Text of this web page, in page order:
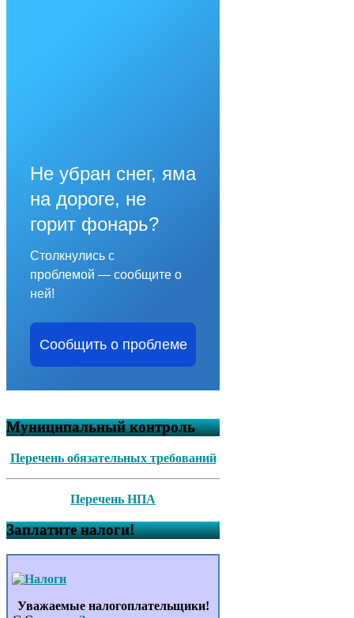
Не убран снег, яма
на дороге, не
горит фонарь?
Столкнулись с
проблемой — сообщите о
ней!
Сообщить о проблеме
Муниципальный контроль
Перечень обязательных требований
Перечень НПА
Заплатите налоги!
Уважаемые налогоплательщики!